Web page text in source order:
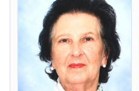
6 agosto 2026